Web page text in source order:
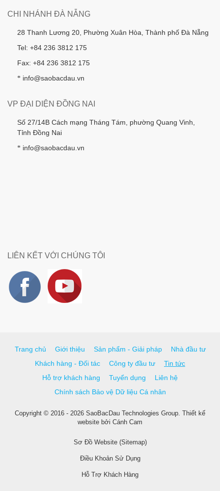
CHI NHÁNH ĐÀ NẴNG
28 Thanh Lương 20, Phường Xuân Hòa, Thành phố Đà Nẵng
Tel: +84 236 3812 175
Fax: +84 236 3812 175
* info@saobacdau.vn
VP ĐẠI DIỆN ĐỒNG NAI
Số 27/14B Cách mạng Tháng Tám, phường Quang Vinh,
Tỉnh Đồng Nai
* info@saobacdau.vn
LIÊN KẾT VỚI CHÚNG TÔI
Trang chủ Giới thiệu Sản phẩm - Giải pháp
Nhà đầu tư
Khách hàng - Đối tác
Công ty đầu tư
Tin tức
Hỗ trợ khách hàng
Tuyển dụng
Liên hệ
Chính sách Bảo vệ Dữ liệu Cá nhân
Copyright © 2016 - 2026 SaoBacDau Technologies Group. Thiết kế
website bởi Cánh Cam
Sơ Đồ Website (Sitemap)
Điều Khoản Sử Dụng
Hỗ Trợ Khách Hàng